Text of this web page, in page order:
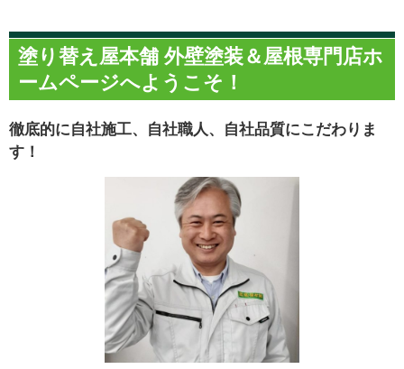
塗り替え屋本舗 外壁塗装＆屋根専門店ホ
ームページへようこそ！
徹底的に自社施工、自社職人、自社品質にこだわりま
す！